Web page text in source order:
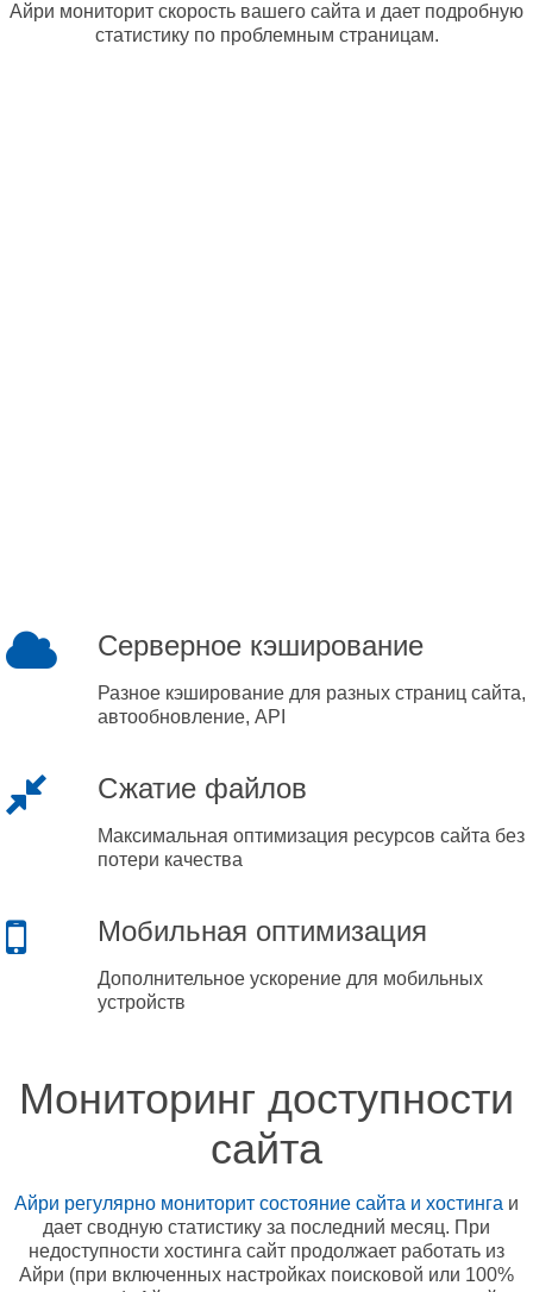
Айри мониторит скорость вашего сайта и дает подробную
статистику по проблемным страницам.
Серверное кэширование
Разное кэширование для разных страниц сайта,
автообновление, API
Сжатие файлов
Максимальная оптимизация ресурсов сайта без
потери качества
Мобильная оптимизация
Дополнительное ускорение для мобильных
устройств
Мониторинг доступности
сайта
Айри регулярно мониторит состояние сайта и хостинга и
дает сводную статистику за последний месяц. При
недоступности хостинга сайт продолжает работать из
Айри (при включенных настройках поисковой или 100%